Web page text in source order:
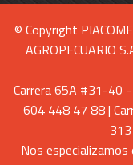
© Copyright
AGROPECUARIO
Carrera 65A #31-40
604 448 47 88 |
Nos